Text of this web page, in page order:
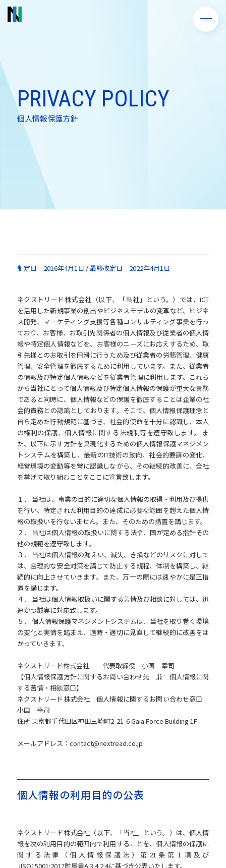
PRIVACY POLICY
個人情報保護方針
制定日 2016年4月1日 / 最終改定日 2022年4月1日
ネクストリード株式会社（以下、「当社」という。）では、ICT
を活用した新規事業の創出やビジネスモデルの変革など、ビジネ
ス開発、マーケティング支援等各種コンサルティング事業を行っ
ており、お客様、お取引先関係者の個人情報及び従業者の個人情
報や特定個人情報などを、お客様のニーズにお応えするため、取
引先様とのお取引を円滑に行うため及び従業者の労務管理、健康
管理、安全管理を徹底するために利用しています。また、従業者
の情報及び特定個人情報などを従業者管理に利用します。これら
から当社にとって個人情報及び特定個人情報の保護が重大な責務
であると同時に、個人情報などの保護を徹底することは企業の社
会的責務との認識としております。そこで、個人情報保護理念と
自ら定めた行動規範に基づき、社会的使命を十分に認識し、本人
の権利の保護、個人情報に関する法規制等を遵守致します。 ま
た、以下に示す方針を具現化するための個人情報保護マネジメン
トシステムを構築し、最新のIT技術の動向、社会的要請の変化、
経営環境の変動等を常に認識しながら、その継続的改善に、全社
を挙げて取り組むことをここに宣言致します。
１． 当社は、事業の目的に適切な個人情報の取得・利用及び提供
を行い、特定された利用目的の達成に必要な範囲を超えた個人情
報の取扱いを行ないません。また、そのための措置を講じます。
２． 当社は個人情報の取扱いに関する法令、国が定める指針その
他の規範を遵守致します。
３． 当社は個人情報の漏えい、滅失、き損などのリスクに対して
は、合理的な安全対策を講じて防止する規程、体制を構築し、継
続的に向上させていきます。また、万一の際には速やかに是正措
置を講じます。
４． 当社は個人情報取扱いに関する苦情及び相談に対しては、迅
速かつ誠実に対応致します。
５． 個人情報保護マネジメントシステムは、当社を取り巻く環境
の変化と実情を踏まえ、適時・適切に見直して継続的に改善をは
かっていきます。
ネクストリード株式会社 代表取締役 小国 幸司
【個人情報保護方針に関するお問い合わせ先 兼 個人情報に関
する苦情・相談窓口】
ネクストリード株式会社 個人情報に関するお問い合わせ窓口
小国 幸司
住所 東京都千代田区神田三崎町2-21-6 Gaia Force Building 1F
メールアドレス：contact@nextread.co.jp
個人情報の利用目的の公表
ネクストリード株式会社（以下、「当社」という。）は、個人情
報を次の利用目的の範囲内で利用することを、個人情報の保護に
関する法律（個人情報保護法）第21条第１項及び
JISQ15001:2017附属書A.3.4.2.4に基づき公表いたします。